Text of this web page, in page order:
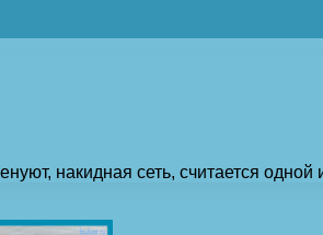
накидная сеть, считается